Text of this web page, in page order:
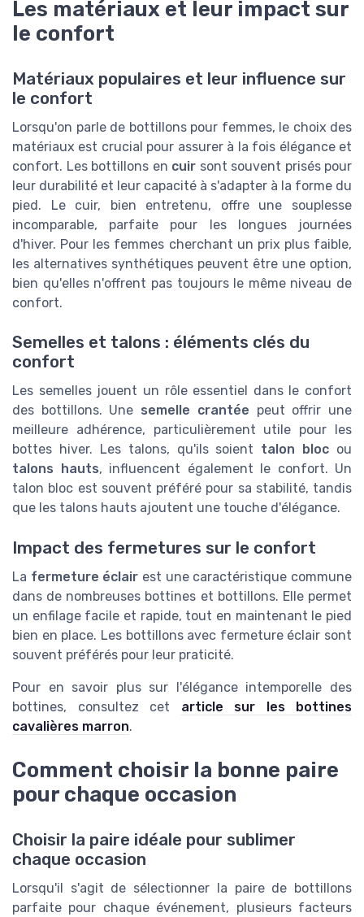
Les matériaux et leur impact sur
le confort
Matériaux populaires et leur influence sur
le confort
Lorsqu'on parle de bottillons pour femmes, le choix des
matériaux est crucial pour assurer à la fois élégance et
confort. Les bottillons en cuir sont souvent prisés pour
leur durabilité et leur capacité à s'adapter à la forme du
pied. Le cuir, bien entretenu, offre une souplesse
incomparable, parfaite pour les longues journées
d'hiver. Pour les femmes cherchant un prix plus faible,
les alternatives synthétiques peuvent être une option,
bien qu'elles n'offrent pas toujours le même niveau de
confort.
Semelles et talons : éléments clés du
confort
Les semelles jouent un rôle essentiel dans le confort
des bottillons. Une semelle crantée peut offrir une
meilleure adhérence, particulièrement utile pour les
bottes hiver. Les talons, qu'ils soient talon bloc ou
talons hauts, influencent également le confort. Un
talon bloc est souvent préféré pour sa stabilité, tandis
que les talons hauts ajoutent une touche d'élégance.
Impact des fermetures sur le confort
La fermeture éclair est une caractéristique commune
dans de nombreuses bottines et bottillons. Elle permet
un enfilage facile et rapide, tout en maintenant le pied
bien en place. Les bottillons avec fermeture éclair sont
souvent préférés pour leur praticité.
Pour en savoir plus sur l'élégance intemporelle des
bottines, consultez cet article sur les bottines
cavalières marron.
Comment choisir la bonne paire
pour chaque occasion
Choisir la paire idéale pour sublimer
chaque occasion
Lorsqu'il s'agit de sélectionner la paire de bottillons
parfaite pour chaque événement, plusieurs facteurs